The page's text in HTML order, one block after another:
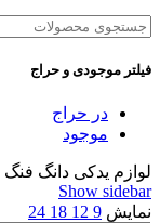
فیلتر موجودی و حراج
در حراج
موجود
لوازم یدکی دانگ فنگ
Show sidebar
نمایش 9
12
18
24